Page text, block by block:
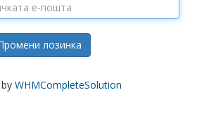
лозинка
WHMCompleteSolution